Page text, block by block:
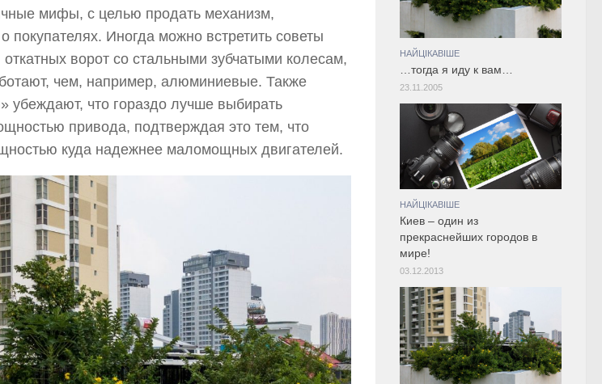
мифы, с целью продать механизм,
покупателях. Иногда можно встретить советы
откатных ворот со стальными зубчатыми колесам,
чем, например, алюминиевые. Также
убеждают, что гораздо лучше выбирать
привода, подтверждая это тем, что
куда надежнее маломощных двигателей.
НАЙЦІКАВІШЕ
…тогда я иду к вам…
23.11.2005
НАЙЦІКАВІШЕ
Киев – один из
прекраснейших городов в
мире!
03.12.2013